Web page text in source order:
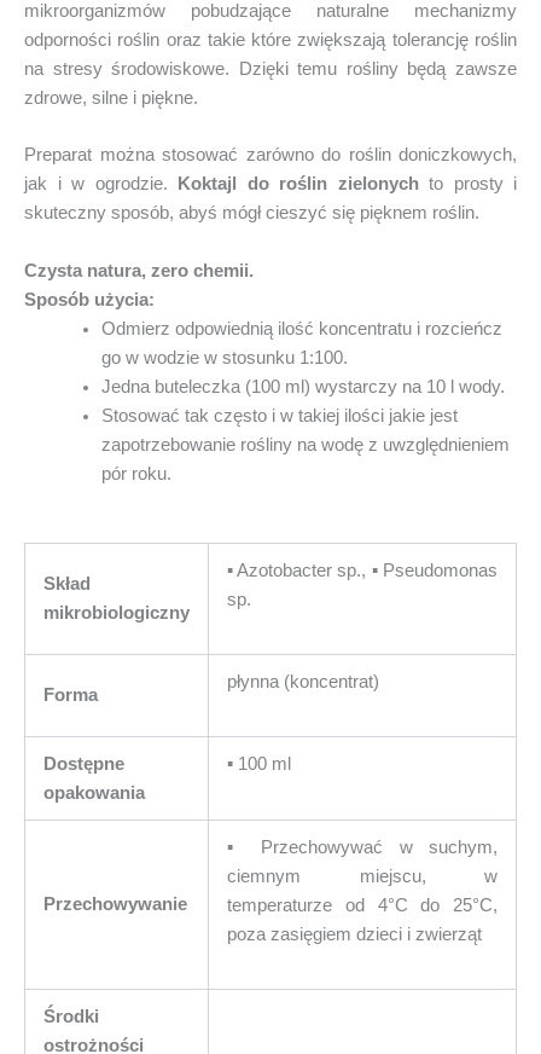
mikroorganizmów pobudzające naturalne mechanizmy
odporności roślin oraz takie które zwiększają tolerancję roślin
na stresy środowiskowe. Dzięki temu rośliny będą zawsze
zdrowe, silne i piękne.
Preparat można stosować zarówno do roślin doniczkowych,
jak i w ogrodzie.
Koktajl do roślin zielonychto prosty i
skuteczny sposób, abyś mógł cieszyć się pięknem roślin.
Czysta natura, zero chemii.
Sposób użycia:
Odmierz odpowiednią ilość koncentratu i rozcieńcz
go w wodzie w stosunku 1:100.
Jedna buteleczka (100 ml) wystarczy na 10 l wody.
Stosować tak często i w takiej ilości jakie jest
zapotrzebowanie rośliny na wodę z uwzględnieniem
pór roku.
Skład
mikrobiologiczny
▪︎ Azotobacter sp., ▪︎ Pseudomonas
sp.
Forma
płynna (koncentrat)
Dostępne
opakowania
▪︎ 100 ml
Przechowywanie
▪︎ Przechowywać w suchym,
ciemnym miejscu, w
temperaturze od 4°C do 25°C,
poza zasięgiem dzieci i zwierząt
Środki
ostrożności